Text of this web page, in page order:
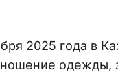
2025 года в
ношение